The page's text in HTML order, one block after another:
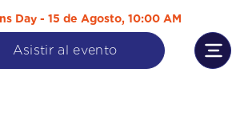
Day - 15 de Agosto, 10:00 AM
Asistir al evento